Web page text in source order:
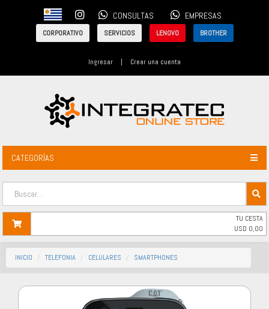
CONSULTAS EMPRESAS
CORPORATIVO SERVICIOS LENOVO BROTHER
Ingresar | Crear una cuenta
CATEGORÍAS
TU CESTA
USD 0,00
INICIO TELEFONIA CELULARES SMARTPHONES